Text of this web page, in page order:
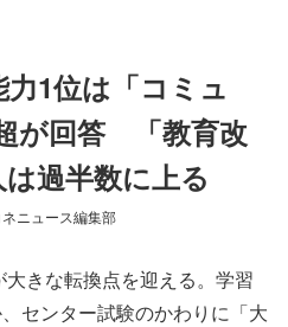
1位は「コミュ
が回答 「教育改
過半数に上る
ニュース編集部
きな転換点を迎える。学習
センター試験のかわりに「大